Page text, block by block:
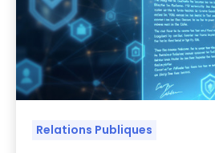
Relations Publiques